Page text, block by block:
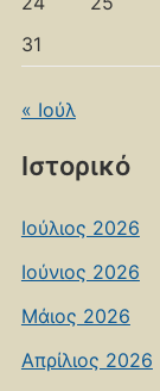
31
« Ιούλ
Ιστορικό
Ιούλιος 2026
Ιούνιος 2026
Μάιος 2026
Απρίλιος 2026